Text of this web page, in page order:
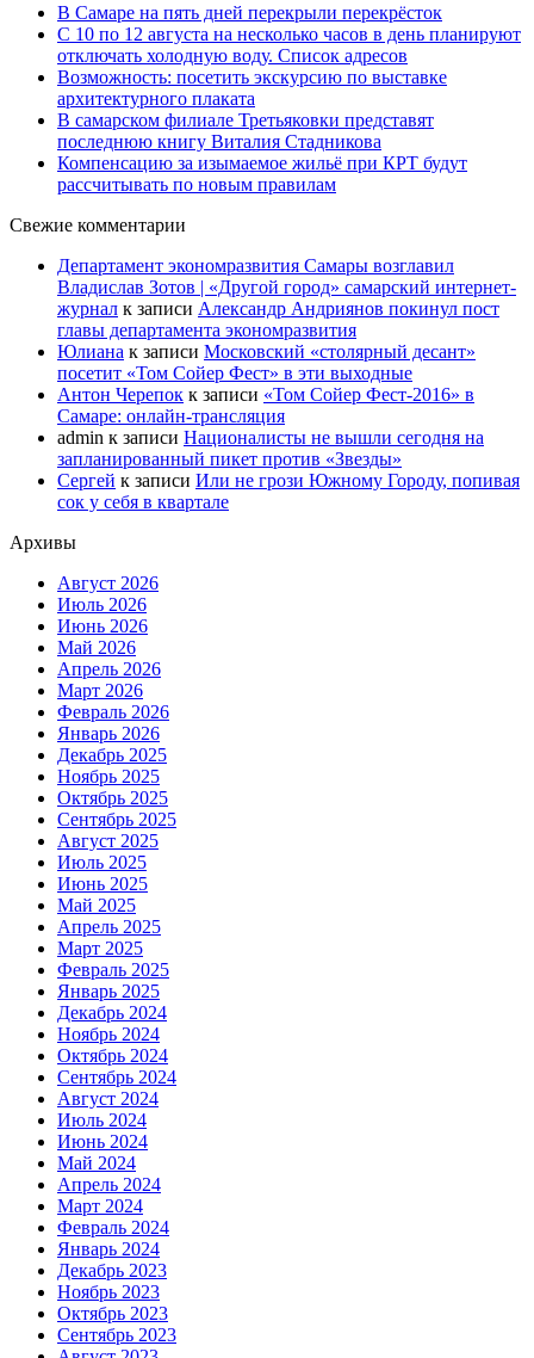
В Самаре на пять дней перекрыли перекрёсток
С 10 по 12 августа на несколько часов в день планируют
отключать холодную воду. Список адресов
Возможность: посетить экскурсию по выставке
архитектурного плаката
В самарском филиале Третьяковки представят
последнюю книгу Виталия Стадникова
Компенсацию за изымаемое жильё при КРТ будут
рассчитывать по новым правилам
Свежие комментарии
Департамент экономразвития Самары возглавил
Владислав Зотов | «Другой город» самарский интернет-
журнал к записи Александр Андриянов покинул пост
главы департамента экономразвития
Юлиана к записи Московский «столярный десант»
посетит «Том Сойер Фест» в эти выходные
Антон Черепок к записи «Том Сойер Фест-2016» в
Самаре: онлайн-трансляция
admin к записи Националисты не вышли сегодня на
запланированный пикет против «Звезды»
Сергей к записи Или не грози Южному Городу, попивая
сок у себя в квартале
Архивы
Август 2026
Июль 2026
Июнь 2026
Май 2026
Апрель 2026
Март 2026
Февраль 2026
Январь 2026
Декабрь 2025
Ноябрь 2025
Октябрь 2025
Сентябрь 2025
Август 2025
Июль 2025
Июнь 2025
Май 2025
Апрель 2025
Март 2025
Февраль 2025
Январь 2025
Декабрь 2024
Ноябрь 2024
Октябрь 2024
Сентябрь 2024
Август 2024
Июль 2024
Июнь 2024
Май 2024
Апрель 2024
Март 2024
Февраль 2024
Январь 2024
Декабрь 2023
Ноябрь 2023
Октябрь 2023
Сентябрь 2023